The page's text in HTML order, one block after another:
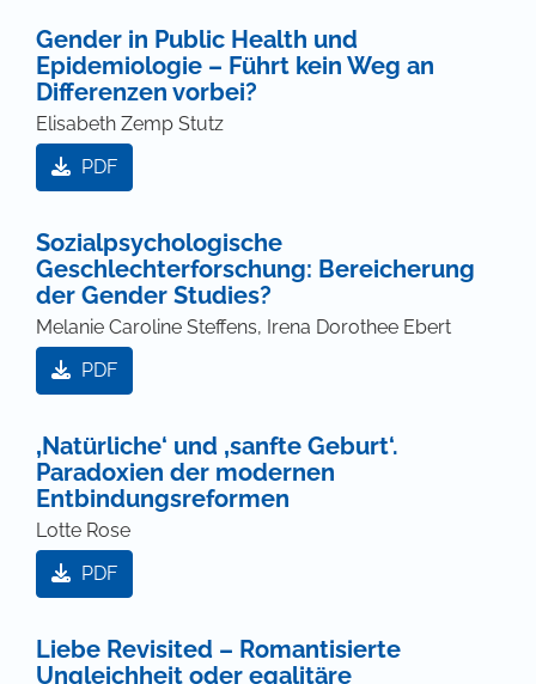
Gender in Public Health und
Epidemiologie – Führt kein Weg an
Differenzen vorbei?
Elisabeth Zemp Stutz
PDF
Sozialpsychologische
Geschlechterforschung: Bereicherung
der Gender Studies?
Melanie Caroline Steffens, Irena Dorothee Ebert
PDF
‚Natürliche‘ und ‚sanfte Geburt‘.
Paradoxien der modernen
Entbindungsreformen
Lotte Rose
PDF
Liebe Revisited – Romantisierte
Ungleichheit oder egalitäre